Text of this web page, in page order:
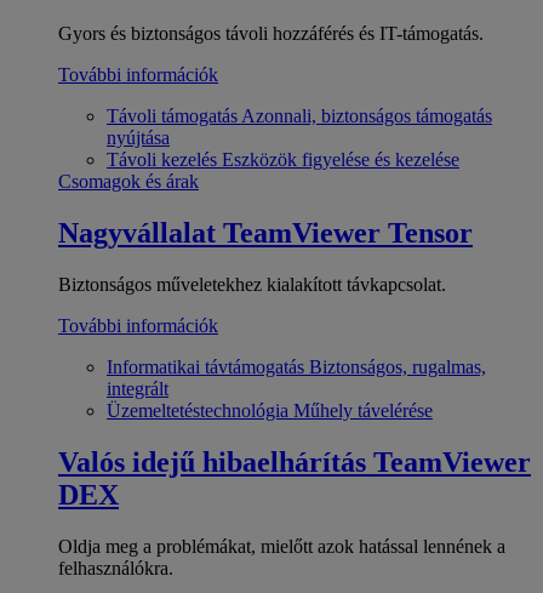
Gyors és biztonságos távoli hozzáférés és IT-támogatás.
További információk
Távoli támogatás Azonnali, biztonságos támogatás
nyújtása
Távoli kezelés Eszközök figyelése és kezelése
Csomagok és árak
Nagyvállalat TeamViewer Tensor
Biztonságos műveletekhez kialakított távkapcsolat.
További információk
Informatikai távtámogatás Biztonságos, rugalmas,
integrált
Üzemeltetéstechnológia Műhely távelérése
Valós idejű hibaelhárítás TeamViewer
DEX
Oldja meg a problémákat, mielőtt azok hatással lennének a
felhasználókra.